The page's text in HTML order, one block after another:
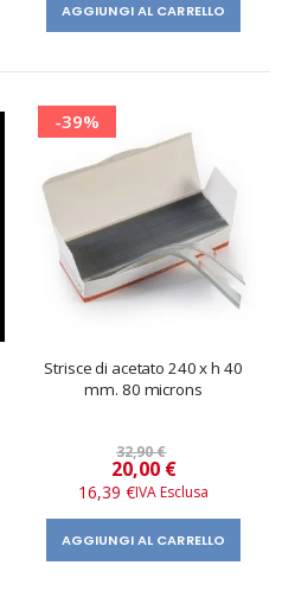
AGGIUNGI AL CARRELLO
-39%
Strisce di acetato 240 x h 40
mm. 80 microns
32,90 €
Prezzo
speciale
20,00 €
16,39 €
AGGIUNGI AL CARRELLO